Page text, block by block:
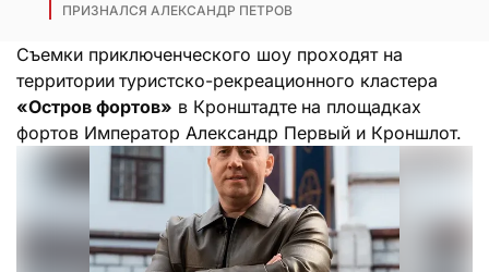
ПРИЗНАЛСЯ АЛЕКСАНДР ПЕТРОВ
Съемки приключенческого шоу проходят на
территории туристско-рекреационного кластера
«Остров фортов» в Кронштадте на площадках
фортов Император Александр Первый и Кроншлот.